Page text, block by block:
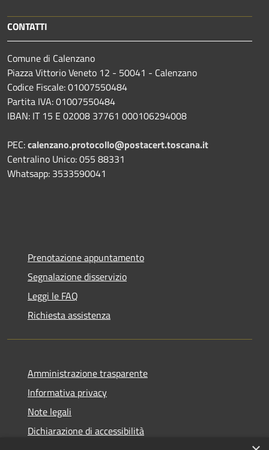
CONTATTI
Comune di Calenzano
Piazza Vittorio Veneto 12 - 50041 - Calenzano
Codice Fiscale: 01007550484
Partita IVA: 01007550484
IBAN: IT 15 E 02008 37761 000106294008
PEC:calenzano.protocollo@postacert.toscana.it
Centralino Unico: 055 88331
Whatsapp: 3533590041
Prenotazione appuntamento
Segnalazione disservizio
Leggi le FAQ
Richiesta assistenza
Amministrazione trasparente
Informativa privacy
Note legali
Dichiarazione di accessibilità